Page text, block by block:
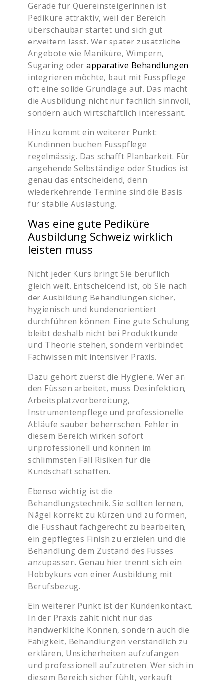
Gerade für Quereinsteigerinnen ist
Pediküre attraktiv, weil der Bereich
überschaubar startet und sich gut
erweitern lässt. Wer später zusätzliche
Angebote wie Maniküre, Wimpern,
Sugaring oder apparative Behandlungen
integrieren möchte, baut mit Fusspflege
oft eine solide Grundlage auf. Das macht
die Ausbildung nicht nur fachlich sinnvoll,
sondern auch wirtschaftlich interessant.
Hinzu kommt ein weiterer Punkt:
Kundinnen buchen Fusspflege
regelmässig. Das schafft Planbarkeit. Für
angehende Selbständige oder Studios ist
genau das entscheidend, denn
wiederkehrende Termine sind die Basis
für stabile Auslastung.
Was eine gute Pediküre
Ausbildung Schweiz wirklich
leisten muss
Nicht jeder Kurs bringt Sie beruflich
gleich weit. Entscheidend ist, ob Sie nach
der Ausbildung Behandlungen sicher,
hygienisch und kundenorientiert
durchführen können. Eine gute Schulung
bleibt deshalb nicht bei Produktkunde
und Theorie stehen, sondern verbindet
Fachwissen mit intensiver Praxis.
Dazu gehört zuerst die Hygiene. Wer an
den Füssen arbeitet, muss Desinfektion,
Arbeitsplatzvorbereitung,
Instrumentenpflege und professionelle
Abläufe sauber beherrschen. Fehler in
diesem Bereich wirken sofort
unprofessionell und können im
schlimmsten Fall Risiken für die
Kundschaft schaffen.
Ebenso wichtig ist die
Behandlungstechnik. Sie sollten lernen,
Nägel korrekt zu kürzen und zu formen,
die Fusshaut fachgerecht zu bearbeiten,
ein gepflegtes Finish zu erzielen und die
Behandlung dem Zustand des Fusses
anzupassen. Genau hier trennt sich ein
Hobbykurs von einer Ausbildung mit
Berufsbezug.
Ein weiterer Punkt ist der Kundenkontakt.
In der Praxis zählt nicht nur das
handwerkliche Können, sondern auch die
Fähigkeit, Behandlungen verständlich zu
erklären, Unsicherheiten aufzufangen
und professionell aufzutreten. Wer sich in
diesem Bereich sicher fühlt, verkauft